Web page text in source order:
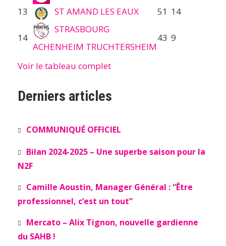
13
ST AMAND LES EAUX 51 14
14
STRASBOURG
ACHENHEIM TRUCHTERSHEIM
43 9
Voir le tableau complet
Derniers articles
COMMUNIQUÉ OFFICIEL
Bilan 2024-2025 – Une superbe saison pour la
N2F
Camille Aoustin, Manager Général : “Être
professionnel, c’est un tout”
Mercato – Alix Tignon, nouvelle gardienne
du SAHB !